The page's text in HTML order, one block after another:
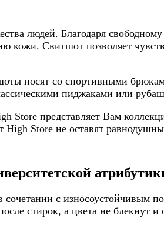
людей. Благодаря
кожи. Свитшот позволяет
носят со спортивными
пиджаками или
Store представляет Вам
Store не оставят
с износоустойчивым
стирок, а цвета не блекнут